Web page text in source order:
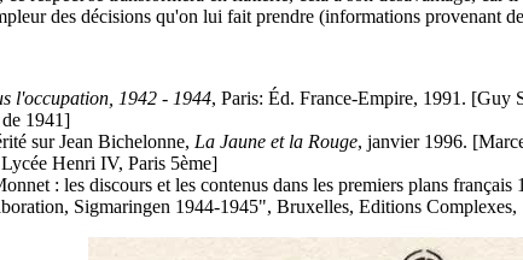
des décisions qu'on lui fait prendre (informations
l'occupation, 1942 - 1944, Paris: Éd. France-Empire, 1991. [Guy
1941]
sur Jean Bichelonne, La Jaune et la Rouge, janvier 1996.
Henri IV, Paris 5ème]
: les discours et les contenus dans les premiers plans
Sigmaringen 1944-1945", Bruxelles, Editions Complexes,